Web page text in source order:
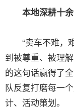
本地深耕十余
“卖车不难，难
到被尊重、被理
的这句话赢得了
队反复打磨每一
计、活动策划。